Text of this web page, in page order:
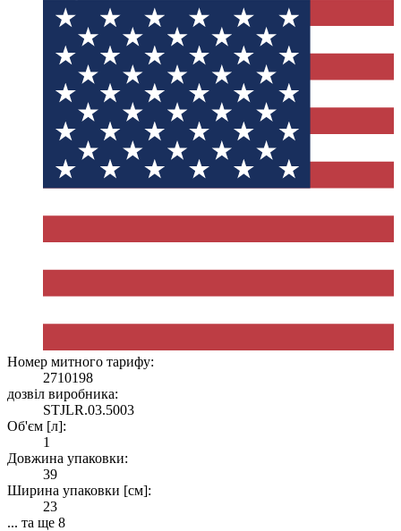
Номер митного тарифу:
2710198
дозвіл виробника:
STJLR.03.5003
Об'єм [л]:
1
Довжина упаковки:
39
Ширина упаковки [см]:
23
... та ще 8